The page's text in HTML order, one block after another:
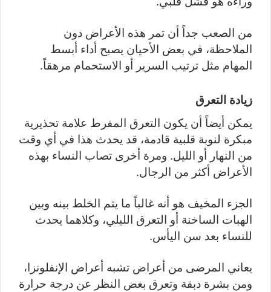
من الصعب جداً أن تمر هذه الأعراض دون
الملاحظة، في بعض الأحيان يصبح أداء أبسط
المهام مثل ترتيب السرير أو الاستحمام مرهقاً.
زيادة التعرق
يمكن أيضاً أن يكون التعرق المفرط علامة تحذيرية
مبكرة لنوبة قلبية قادمة، قد يحدث هذا في أي وقت
من النهار أو الليل. ومرة أخرى تصاب النساء بهذه
الأعراض أكثر من الرجال.
الجزء المخيف هو أنه غالباً ما يتم الخلط بينه وبين
الهبات الساخنة أو التعرق الليلي، وكلاهما يحدث
للنساء بعد سن اليأس.
يعاني المرضى من أعراض تشبه أعراض الإنفلونزا،
ومن بشرة دبقة وتعرق بغض النظر عن درجة حرارة